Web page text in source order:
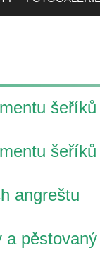
šeříků
šeříků
angreštu
a